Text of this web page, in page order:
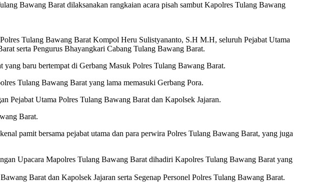
Bawang Barat dilaksanakan rangkaian acara pisah sambut Kapolres Tulang Bawang
Tulang Bawang Barat Kompol Heru Sulistyananto, S.H M.H, seluruh Pejabat Utama
serta Pengurus Bhayangkari Cabang Tulang Bawang Barat.
baru bertempat di Gerbang Masuk Polres Tulang Bawang Barat.
Tulang Bawang Barat yang lama memasuki Gerbang Pora.
Pejabat Utama Polres Tulang Bawang Barat dan Kapolsek Jajaran.
Barat.
pamit bersama pejabat utama dan para perwira Polres Tulang Bawang Barat, yang juga
Upacara Mapolres Tulang Bawang Barat dihadiri Kapolres Tulang Bawang Barat yang
Barat dan Kapolsek Jajaran serta Segenap Personel Polres Tulang Bawang Barat.